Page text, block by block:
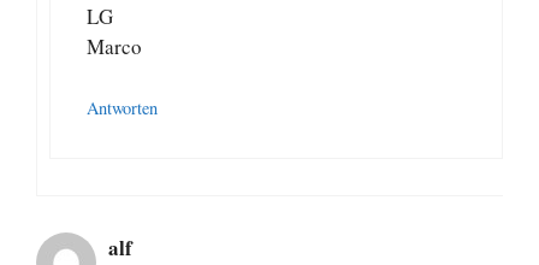
LG
Marco
Antworten
alf